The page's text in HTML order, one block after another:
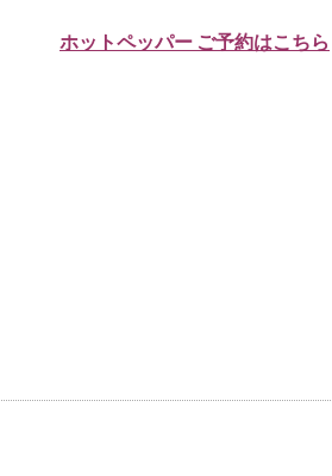
ホットペッパー ご予約はこちら